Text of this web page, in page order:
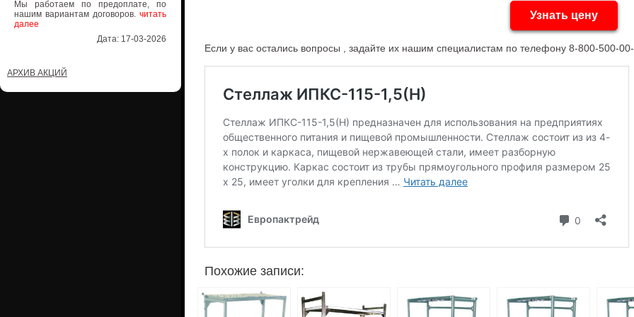
Мы работаем по предоплате, по
нашим вариантам договоров. читать
далее
Дата: 17-03-2026
АРХИВ АКЦИЙ
Узнать цену
Если у вас остались вопросы , задайте их нашим специалистам по телефону 8-800-500-
Похожие записи: